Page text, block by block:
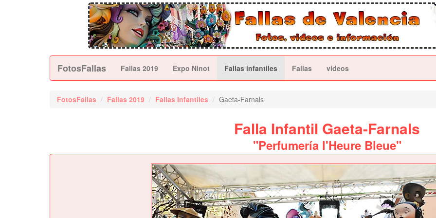
FotosFallas Fallas 2019 Expo Ninot Fallas infantiles Fallas videos
FotosFallas Fallas 2019 Fallas Infantiles Gaeta-Farnals
Falla Infantil Gaeta-Farnals
"Perfumería l'Heure Bleue"